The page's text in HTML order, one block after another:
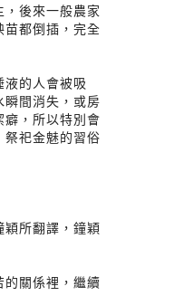
後來一般農家
都倒插，完全
的人會被吸
間消失，或房
，所以特別會
祀金魅的習俗
所翻譯，鐘穎
關係裡，繼續